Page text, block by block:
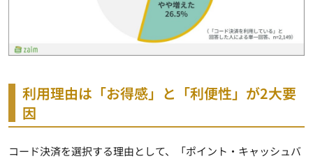
利用理由は「お得感」と「利便性」が2大要
因
コード決済を選択する理由として、「ポイント・キャッシュバ